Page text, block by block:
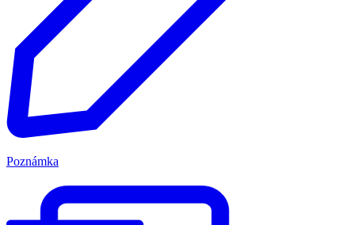
Poznámka